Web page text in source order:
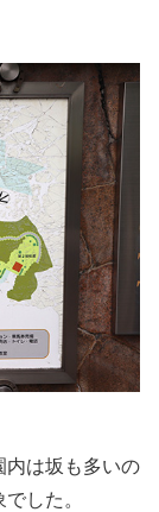
内は坂も多いの
した。